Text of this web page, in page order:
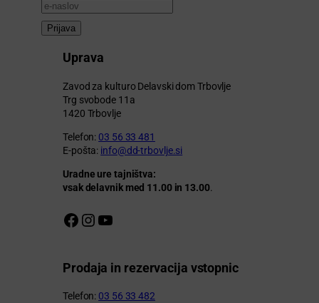
Prijava
Uprava
Zavod za kulturo Delavski dom Trbovlje
Trg svobode 11a
1420 Trbovlje
Telefon: 03 56 33 481
E-pošta: info@dd-trbovlje.si
Uradne ure tajništva:
vsak delavnik med 11.00 in 13.00.
Facebook stran DDT Instagram profil DDT Youtube kanal DDT
Prodaja in rezervacija vstopnic
Telefon: 03 56 33 482